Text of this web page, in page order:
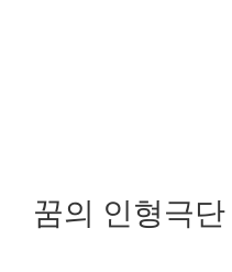
꿈의 인형극단